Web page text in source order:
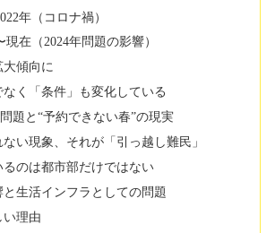
年（コロナ禍）
現在（2024年問題の影響）
傾向に
く「条件」も変化している
題と“予約できない春”の現実
い現象、それが「引っ越し難民」
るのは都市部だけではない
生活インフラとしての問題
い理由